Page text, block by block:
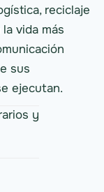
reciclaje
vida más
sus
ejecutan.
y